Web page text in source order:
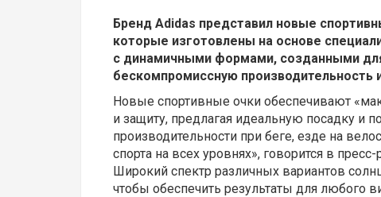
Бренд Adidas представил новые
которые изготовлены на основе
с динамичными формами, созданными
бескомпромиссную производительность
Новые спортивные очки обеспечивают
и защиту, предлагая идеальную посадку и
производительности при беге, езде на
спорта на всех уровнях», говорится в
Широкий спектр различных вариантов
чтобы обеспечить результаты для любого